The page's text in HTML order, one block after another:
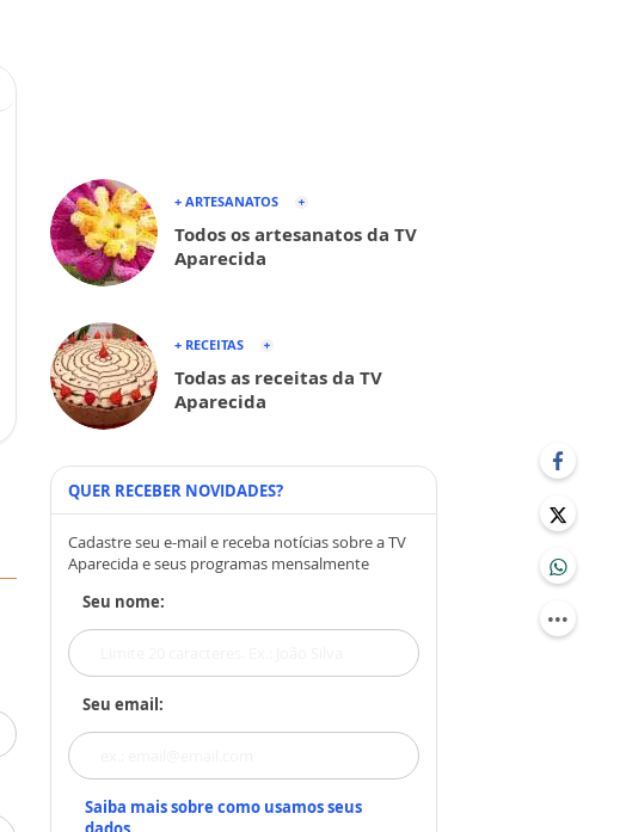
+ ARTESANATOS
Todos os artesanatos da TV
Aparecida
+ RECEITAS
Todas as receitas da TV
Aparecida
QUER RECEBER NOVIDADES?
Cadastre seu e-mail e receba notícias sobre a TV
Aparecida e seus programas mensalmente
Seu nome:
Seu email:
Saiba mais sobre como usamos seus